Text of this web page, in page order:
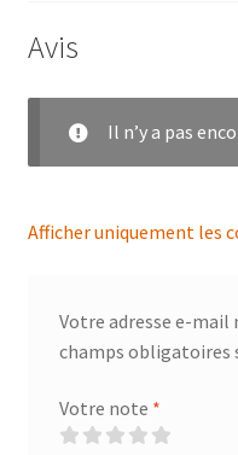
Avis
Il n’y a pas
Afficher uniquement les
Votre adresse e-mail
champs obligatoires
Votre note *